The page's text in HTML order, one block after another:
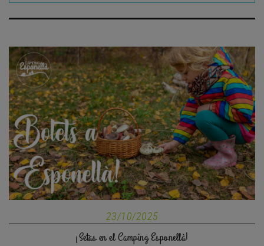
23/10/2025
¡Setas en el Camping Esponellà!